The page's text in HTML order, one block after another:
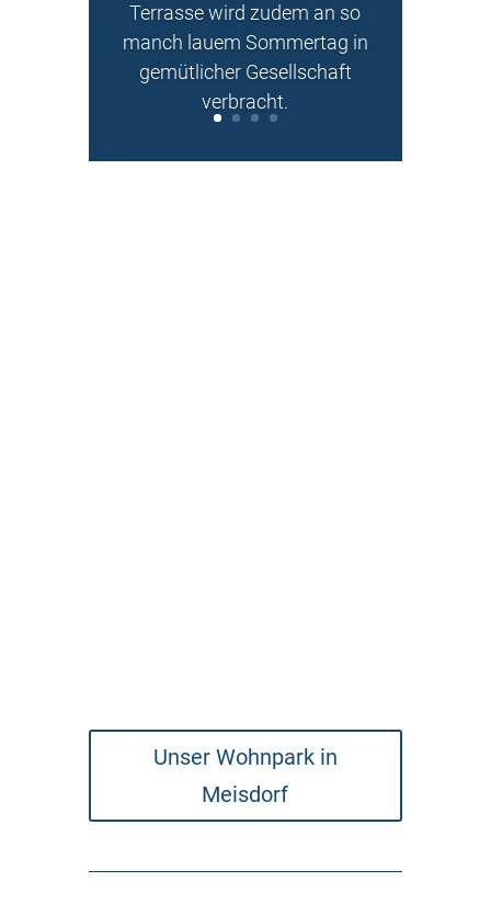
Terrasse wird zudem an so
manch lauem Sommertag in
gemütlicher Gesellschaft
verbracht.
Unser Wohnpark in
Meisdorf